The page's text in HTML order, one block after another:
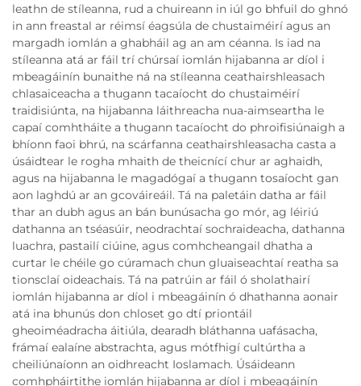
leathn de stíleanna, rud a chuireann in iúl go bhfuil do ghnó
in ann freastal ar réimsí éagsúla de chustaiméirí agus an
margadh iomlán a ghabháil ag an am céanna. Is iad na
stíleanna atá ar fáil trí chúrsaí iomlán hijabanna ar díol i
mbeagáinín bunaithe ná na stíleanna ceathairshleasach
chlasaiceacha a thugann tacaíocht do chustaiméirí
traidisiúnta, na hijabanna láithreacha nua-aimseartha le
capaí comhtháite a thugann tacaíocht do phroifisiúnaigh a
bhíonn faoi bhrú, na scárfanna ceathairshleasacha casta a
úsáidtear le rogha mhaith de theicnící chur ar aghaidh,
agus na hijabanna le magadógaí a thugann tosaíocht gan
aon laghdú ar an gcováireáil. Tá na paletáin datha ar fáil
thar an dubh agus an bán bunúsacha go mór, ag léiriú
dathanna an tséasúir, neodrachtaí sochraideacha, dathanna
luachra, pastailí ciúine, agus comhcheangail dhatha a
curtar le chéile go cúramach chun gluaiseachtaí reatha sa
tionsclaí oideachais. Tá na patrúin ar fáil ó sholathairí
iomlán hijabanna ar díol i mbeagáinín ó dhathanna aonair
atá ina bhunús don chloset go dtí priontáil
gheoiméadracha áitiúla, dearadh bláthanna uafásacha,
frámaí ealaíne abstrachta, agus mótfhigí cultúrtha a
cheiliúnaíonn an oidhreacht Ioslamach. Úsáideann
comhpháirtithe iomlán hijabanna ar díol i mbeagáinín